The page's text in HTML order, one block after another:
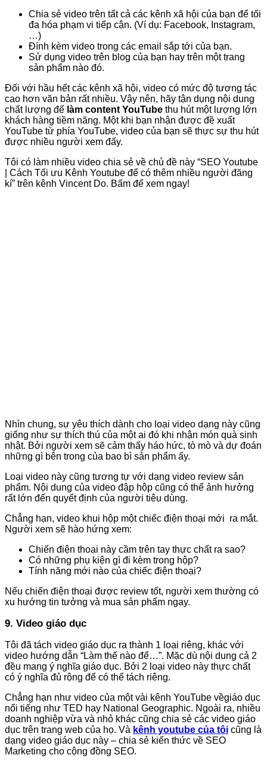
Chia sẻ video trên tất cả các kênh xã hội của bạn để tối
đa hóa phạm vi tiếp cận. (Ví dụ: Facebook, Instagram,
…)
Đính kèm video trong các email sắp tới của bạn.
Sử dụng video trên blog của bạn hay trên một trang
sản phẩm nào đó.
Đối với hầu hết các kênh xã hội, video có mức độ tương tác
cao hơn văn bản rất nhiều. Vậy nên, hãy tận dụng nội dung
chất lượng để làm content YouTube thu hút một lượng lớn
khách hàng tiềm năng. Một khi bạn nhận được đề xuất
YouTube từ phía YouTube, video của bạn sẽ thực sự thu hút
được nhiều người xem đấy.
Tôi có làm nhiều video chia sẻ về chủ đề này “SEO Youtube
| Cách Tối ưu Kênh Youtube để có thêm nhiều người đăng
kí” trên kênh Vincent Do. Bấm để xem ngay!
Nhìn chung, sự yêu thích dành cho loại video dạng này cũng
giống như sự thích thú của một ai đó khi nhận món quà sinh
nhật. Bởi người xem sẽ cảm thấy háo hức, tò mò và dự đoán
những gì bên trong của bao bì sản phẩm ấy.
Loại video này cũng tương tự với dạng video review sản
phẩm. Nội dung của video đập hộp cũng có thể ảnh hưởng
rất lớn đến quyết định của người tiêu dùng.
Chẳng hạn, video khui hộp một chiếc điện thoại mới ra mắt.
Người xem sẽ hào hứng xem:
Chiến điện thoại này cầm trên tay thực chất ra sao?
Có những phụ kiện gì đi kèm trong hộp?
Tính năng mới nào của chiếc điện thoại?
Nếu chiến điện thoại được review tốt, người xem thường có
xu hướng tin tưởng và mua sản phẩm ngay.
9. Video giáo dục
Tôi đã tách video giáo dục ra thành 1 loại riêng, khác với
video hướng dẫn “Làm thế nào để…”. Mặc dù nội dung cả 2
đều mang ý nghĩa giáo dục. Bởi 2 loại video này thực chất
có ý nghĩa đủ rộng để có thể tách riêng.
Chẳng hạn như video của một vài kênh YouTube vềgiáo dục
nổi tiếng như TED hay National Geographic. Ngoài ra, nhiều
doanh nghiệp vừa và nhỏ khác cũng chia sẻ các video giáo
dục trên trang web của họ. Và kênh youtube của tôi cũng là
dạng video giáo dục này – chia sẻ kiến thức về SEO
Marketing cho cộng đồng SEO.